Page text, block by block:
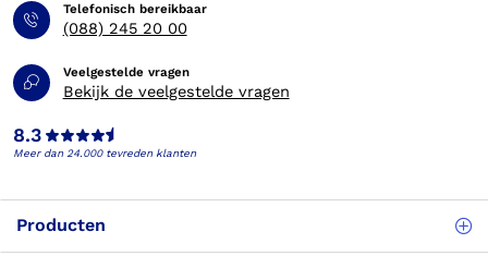
Telefonisch bereikbaar
(088) 245 20 00
Veelgestelde vragen
Bekijk de veelgestelde vragen
8.3
Meer dan 24.000 tevreden klanten
Producten